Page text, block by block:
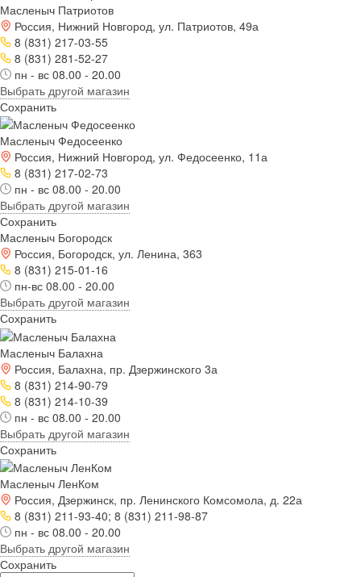
Масленыч Патриотов
Россия, Нижний Новгород, ул. Патриотов, 49а
8 (831) 217-03-55
8 (831) 281-52-27
пн - вс 08.00 - 20.00
Выбрать другой магазин
Сохранить
Масленыч Федосеенко
Россия, Нижний Новгород, ул. Федосеенко, 11а
8 (831) 217-02-73
пн - вс 08.00 - 20.00
Выбрать другой магазин
Сохранить
Масленыч Богородск
Россия, Богородск, ул. Ленина, 363
8 (831) 215-01-16
пн-вс 08.00 - 20.00
Выбрать другой магазин
Сохранить
Масленыч Балахна
Россия, Балахна, пр. Дзержинского 3а
8 (831) 214-90-79
8 (831) 214-10-39
пн - вс 08.00 - 20.00
Выбрать другой магазин
Сохранить
Масленыч ЛенКом
Россия, Дзержинск, пр. Ленинского Комсомола, д. 22а
8 (831) 211-93-40; 8 (831) 211-98-87
пн - вс 08.00 - 20.00
Выбрать другой магазин
Сохранить